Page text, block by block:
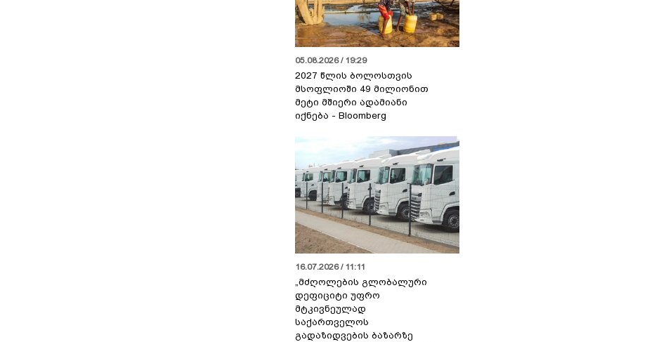
05.08.2026 / 19:29
2027 წლის ბოლოსთვის
მსოფლიოში 49 მილიონით
მეტი მშიერი ადამიანი
იქნება - Bloomberg
16.07.2026 / 11:11
„მძღოლების გლობალური
დეფიციტი უფრო
მტკივნეულად
საქართველოს
გადაზიდვების ბაზარზე